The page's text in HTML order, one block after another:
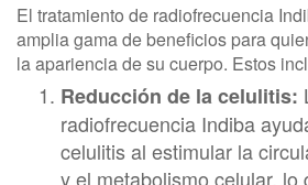
El tratamiento de radiofrecuencia
amplia gama de beneficios para
la apariencia de su cuerpo. Estos
Reducción de la celulitis:
radiofrecuencia Indiba
celulitis al estimular la
y el metabolismo celular, lo